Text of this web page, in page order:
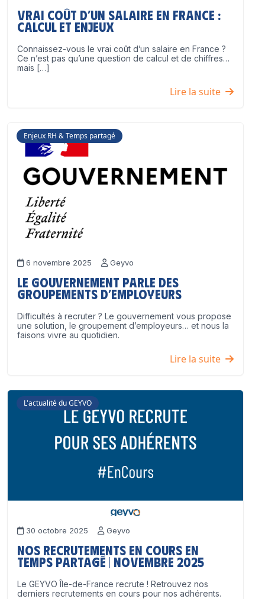
Vrai coût d’un salaire en France :
calcul et enjeux
Connaissez-vous le vrai coût d’un salaire en France ?
Ce n’est pas qu’une question de calcul et de chiffres…
mais […]
Lire la suite
Enjeux RH & Temps partagé
6 novembre 2025 Geyvo
Le Gouvernement parle des
groupements d’employeurs
Difficultés à recruter ? Le gouvernement vous propose
une solution, le groupement d’employeurs… et nous la
faisons vivre au quotidien.
Lire la suite
L'actualité du GEYVO
30 octobre 2025 Geyvo
Nos recrutements en cours en
temps partagé | Novembre 2025
Le GEYVO Île-de-France recrute ! Retrouvez nos
derniers recrutements en cours pour nos adhérents.